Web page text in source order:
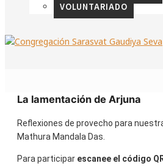
VOLUNTARIADO
La lamentación de Arjuna
Reflexiones de provecho para
Mathura Mandala Das.
Para participar escanee el código